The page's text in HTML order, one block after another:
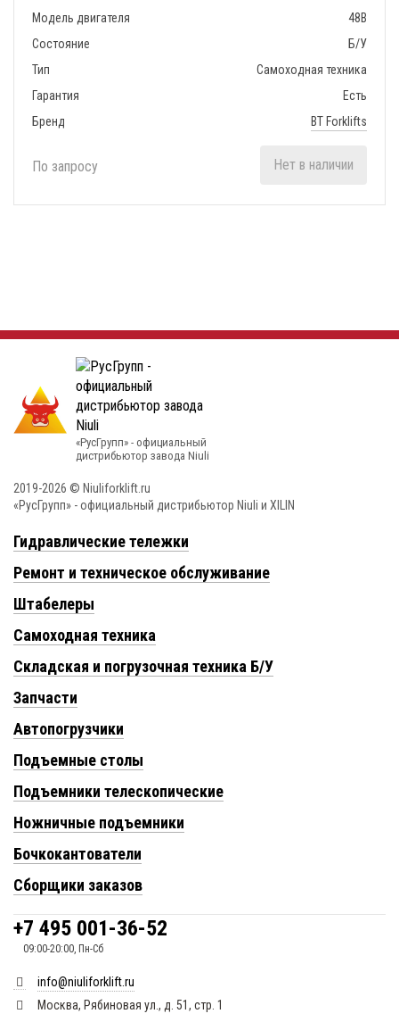
Модель двигателя
48В
Состояние
Б/У
Тип
Самоходная техника
Гарантия
Есть
Бренд
BT Forklifts
По запросу Нет в наличии
«РусГрупп» - официальный
диcтрибьютор завода Niuli
2019-2026 © Niuliforklift.ru
«РусГрупп» - официальный диcтрибьютор Niuli и XILIN
Гидравлические тележки
Ремонт и техническое обслуживание
Штабелеры
Самоходная техника
Складская и погрузочная техника Б/У
Запчасти
Автопогрузчики
Подъемные столы
Подъемники телескопические
Ножничные подъемники
Бочкокантователи
Сборщики заказов
+7 495 001-36-52
09:00-20:00, Пн-Сб
info@niuliforklift.ru
Москва, Рябиновая ул., д. 51, стр. 1